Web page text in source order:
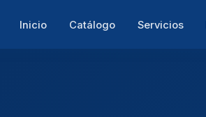
Inicio Catálogo Servicios